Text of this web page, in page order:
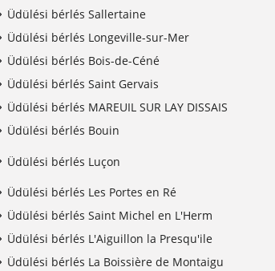
Üdülési bérlés Sallertaine
Üdülési bérlés Longeville-sur-Mer
Üdülési bérlés Bois-de-Céné
Üdülési bérlés Saint Gervais
Üdülési bérlés MAREUIL SUR LAY DISSAIS
Üdülési bérlés Bouin
Üdülési bérlés Luçon
Üdülési bérlés Les Portes en Ré
Üdülési bérlés Saint Michel en L'Herm
Üdülési bérlés L'Aiguillon la Presqu'ile
Üdülési bérlés La Boissière de Montaigu